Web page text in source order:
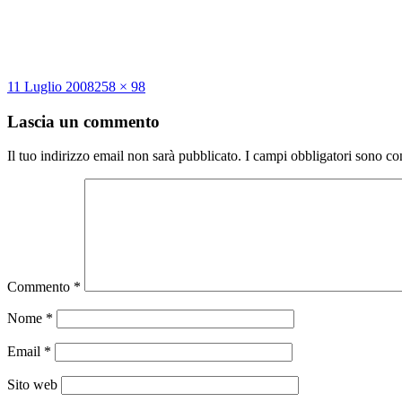
Scritto
11 Luglio 2008Dimensione
258 × 98
Lascia un commento
Il tuo indirizzo email non sarà pubblicato. I campi obbligatori sono
Commento *
Nome *
Email *
Sito web